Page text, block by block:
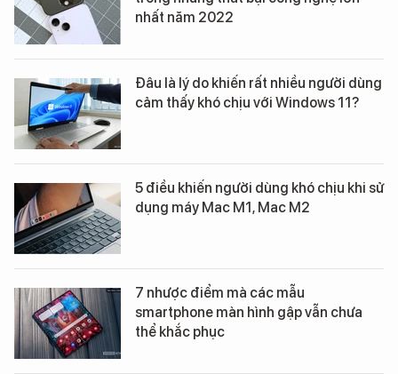
nhất năm 2022
Đâu là lý do khiến rất nhiều người dùng
cảm thấy khó chịu với Windows 11?
5 điều khiến người dùng khó chịu khi sử
dụng máy Mac M1, Mac M2
7 nhược điểm mà các mẫu
smartphone màn hình gập vẫn chưa
thể khắc phục